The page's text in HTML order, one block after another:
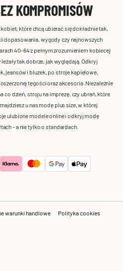
KOMPROMISÓW
które chcą ubierać się dokładnie tak,
dopasowania, wygody czy najnowszych
40-64 z pełnym zrozumieniem kobiecej
tak dobrze, jak wyglądają. Odkryj
jeansów i bluzek, po stroje kąpielowe,
tęgości oraz akcesoria. Niezależnie
co dzień, stroju na imprezę, czy ubrań, które
u nas modę plus size, w której
ulubione modele online i odkryj modę
– a nie tylko o standardach.
warunki handlowe
Polityka cookies